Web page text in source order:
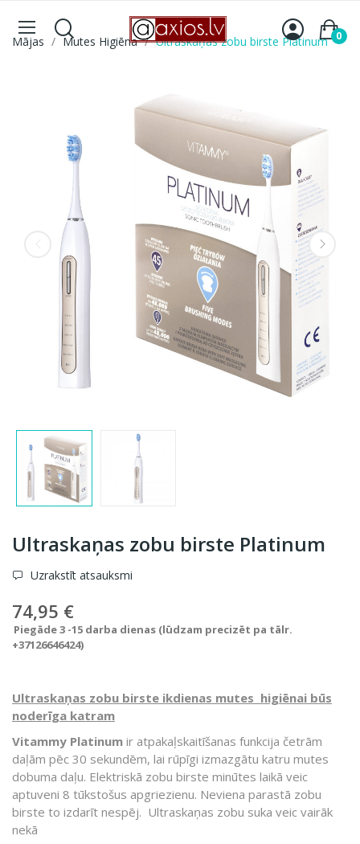
0
Mājas Mutes Higiēna Ultraskaņas zobu birste Platinum
Ultraskaņas zobu birste Platinum
Uzrakstīt atsauksmi
74,95 €
Piegāde 3 -15 darba dienas (lūdzam precizēt pa tālr.
+37126646424)
Ultraskaņas zobu birste ikdienas mutes higiēnai būs
noderīga katram
Vitammy Platinum ir atpakaļskaitīšanas funkcija četrām
daļām pēc 30 sekundēm, lai rūpīgi izmazgātu katru mutes
dobuma daļu. Elektriskā zobu birste minūtes laikā veic
aptuveni 8 tūkstošus apgriezienu. Neviena parastā zobu
birste to izdarīt nespēj. Ultraskaņas zobu suka veic vairāk
nekā